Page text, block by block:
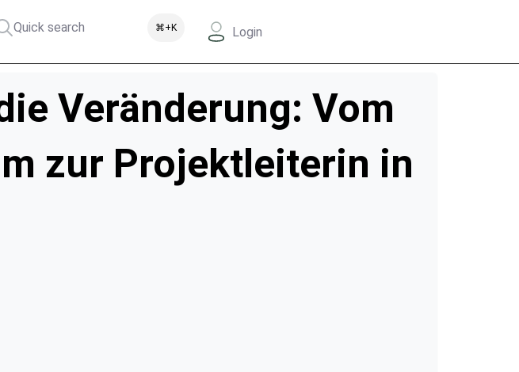
Quick search ⌘+K Login
Veränderung: Vom
zur Projektleiterin in